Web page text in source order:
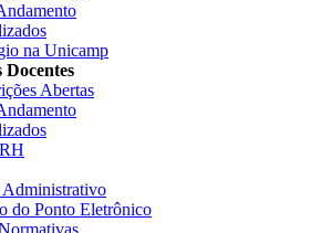
na Unicamp
Docentes
Abertas
Administrativo
do Ponto Eletrônico